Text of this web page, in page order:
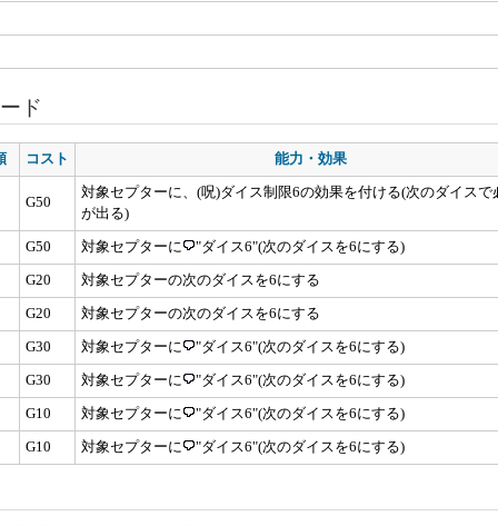
ド
コスト 能力・効果
G50
対象セプターに、(呪)ダイス制限6の効果を付ける(次のダイスで
が出る)
G50 対象セプターに "ダイス6"(次のダイスを6にする)
G20 対象セプターの次のダイスを6にする
G20 対象セプターの次のダイスを6にする
G30 対象セプターに "ダイス6"(次のダイスを6にする)
G30 対象セプターに "ダイス6"(次のダイスを6にする)
G10 対象セプターに "ダイス6"(次のダイスを6にする)
G10 対象セプターに "ダイス6"(次のダイスを6にする)